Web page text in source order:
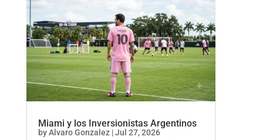
Miami y los Inversionistas Argentinos
byAlvaro Gonzalez|Jul 27, 2026